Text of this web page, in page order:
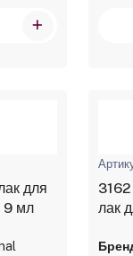
для
9 мл
лак